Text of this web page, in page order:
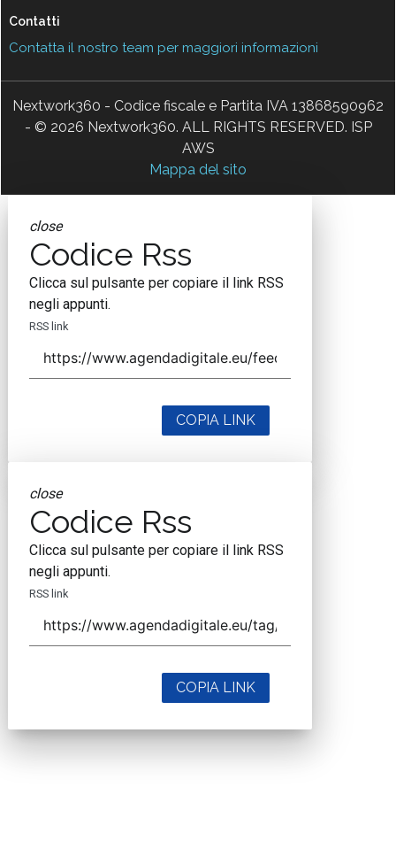
Contatti
Contatta il nostro team per maggiori informazioni
Nextwork360 - Codice fiscale e Partita IVA 13868590962
- © 2026 Nextwork360. ALL RIGHTS RESERVED. ISP
AWS
Mappa del sito
close
Codice Rss
Clicca sul pulsante per copiare il link RSS
negli appunti.
RSS link
COPIA LINK
close
Codice Rss
Clicca sul pulsante per copiare il link RSS
negli appunti.
RSS link
COPIA LINK